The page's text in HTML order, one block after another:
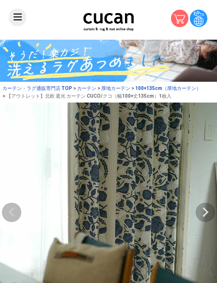
カーテン・ラグ通販専門店 TOP カーテン 厚地カーテン
100×135cm（厚地カーテン）
【アウトレット】北欧 遮光 カーテン CUCO/クコ（幅100×丈135cm）1枚入